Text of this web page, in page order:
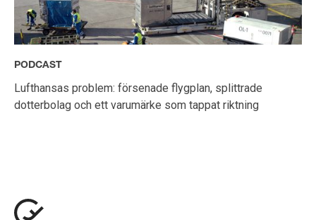
PODCAST
Lufthansas problem: försenade flygplan, splittrade
dotterbolag och ett varumärke som tappat riktning